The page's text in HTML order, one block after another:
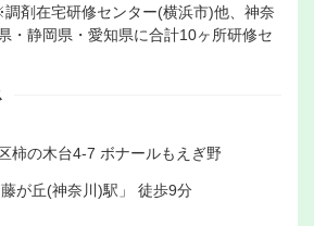
剤在宅研修センター(横浜市)他、神奈
・静岡県・愛知県に合計10ヶ所研修セ
柿の木台4-7 ボナールもえぎ野
が丘(神奈川)駅」 徒歩9分